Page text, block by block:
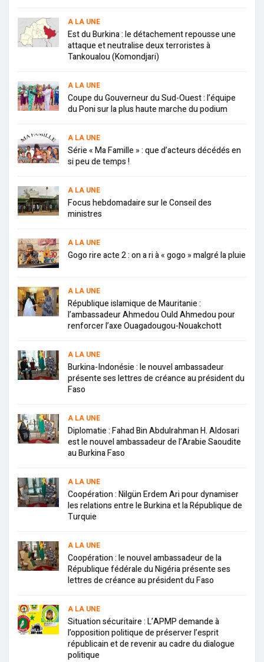
A LA UNE
Est du Burkina : le détachement repousse une
attaque et neutralise deux terroristes à
Tankoualou (Komondjari)
A LA UNE
Coupe du Gouverneur du Sud-Ouest : l’équipe
du Poni sur la plus haute marche du podium
A LA UNE
Série « Ma Famille » : que d’acteurs décédés en
si peu de temps !
A LA UNE
Focus hebdomadaire sur le Conseil des
ministres
A LA UNE
Gogo rire acte 2 : on a ri à « gogo » malgré la pluie
A LA UNE
République islamique de Mauritanie :
l’ambassadeur Ahmedou Ould Ahmedou pour
renforcer l’axe Ouagadougou-Nouakchott
A LA UNE
Burkina-Indonésie : le nouvel ambassadeur
présente ses lettres de créance au président du
Faso
A LA UNE
Diplomatie : Fahad Bin Abdulrahman H. Aldosari
est le nouvel ambassadeur de l’Arabie Saoudite
au Burkina Faso
A LA UNE
Coopération : Nilgün Erdem Ari pour dynamiser
les relations entre le Burkina et la République de
Turquie
A LA UNE
Coopération : le nouvel ambassadeur de la
République fédérale du Nigéria présente ses
lettres de créance au président du Faso
A LA UNE
Situation sécuritaire : L’APMP demande à
l’opposition politique de préserver l’esprit
républicain et de revenir au cadre du dialogue
politique